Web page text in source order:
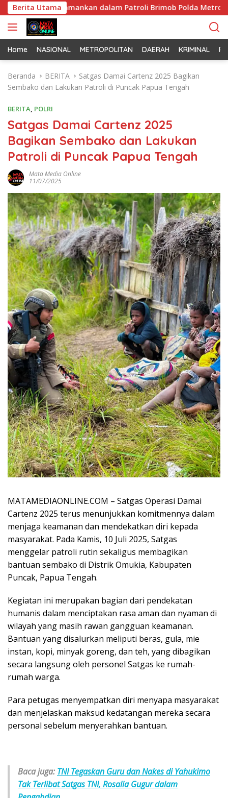
a
g
u
Berita Utama
Diamankan dalam Patroli Brimob Polda Metro Jaya
Home NASIONAL METROPOLITAN DAERAH KRIMINAL
Beranda BERITA
Satgas Damai Cartenz 2025 Bagikan
Sembako dan Lakukan Patroli di Puncak Papua Tengah
BERITA, POLRI
Satgas Damai Cartenz 2025
Bagikan Sembako dan Lakukan
Patroli di Puncak Papua Tengah
Mata Media Online
11/07/2025
MATAMEDIAONLINE.COM – Satgas Operasi Damai
Cartenz 2025 terus menunjukkan komitmennya dalam
menjaga keamanan dan mendekatkan diri kepada
masyarakat. Pada Kamis, 10 Juli 2025, Satgas
menggelar patroli rutin sekaligus membagikan
bantuan sembako di Distrik Omukia, Kabupaten
Puncak, Papua Tengah.
Kegiatan ini merupakan bagian dari pendekatan
humanis dalam menciptakan rasa aman dan nyaman di
wilayah yang masih rawan gangguan keamanan.
Bantuan yang disalurkan meliputi beras, gula, mie
instan, kopi, minyak goreng, dan teh, yang dibagikan
secara langsung oleh personel Satgas ke rumah-
rumah warga.
Para petugas menyempatkan diri menyapa masyarakat
dan menjelaskan maksud kedatangan mereka secara
personal sebelum menyerahkan bantuan.
Baca juga: TNI Tegaskan Guru dan Nakes di Yahukimo
Tak Terlibat Satgas TNI, Rosalia Gugur dalam